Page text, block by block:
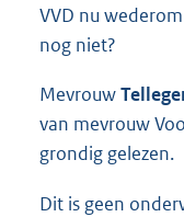
VVD nu
nog niet?
Mevrouw
van mevrouw
grondig gelezen.
Dit is geen